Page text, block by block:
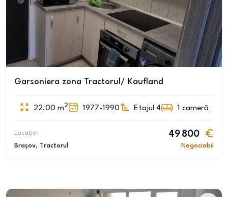
Garsoniera zona Tractorul/ Kaufland
22.00 m2 1977-1990 Etajul 4 1 cameră
Locație:
Brașov, Tractorul
49 800
Negociabil